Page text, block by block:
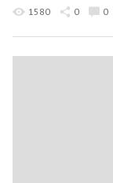
1580 0 0